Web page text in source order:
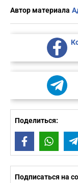
Автор материала
Поделиться:
Facebook
Подписаться на